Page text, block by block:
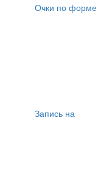
Очки по форме
Запись на